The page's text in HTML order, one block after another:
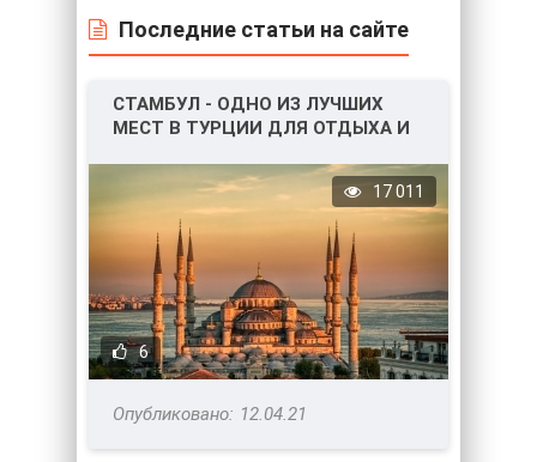
Последние статьи на сайте
СТАМБУЛ - ОДНО ИЗ ЛУЧШИХ
МЕСТ В ТУРЦИИ ДЛЯ ОТДЫХА И
6
17 011
12.04.21